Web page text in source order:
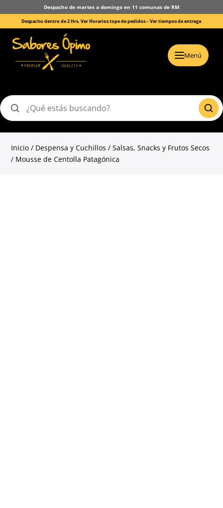
Despacho de martes a domingo en 11 comunas de RM
Despacho dentro de 2 Hrs. Ver Horarios tope de pedidos –Ver tiempos de entrega
Menú
Buscar
Inicio / Despensa y Cuchillos /Salsas, Snacks y Frutos Secos
/ Mousse de Centolla Patagónica